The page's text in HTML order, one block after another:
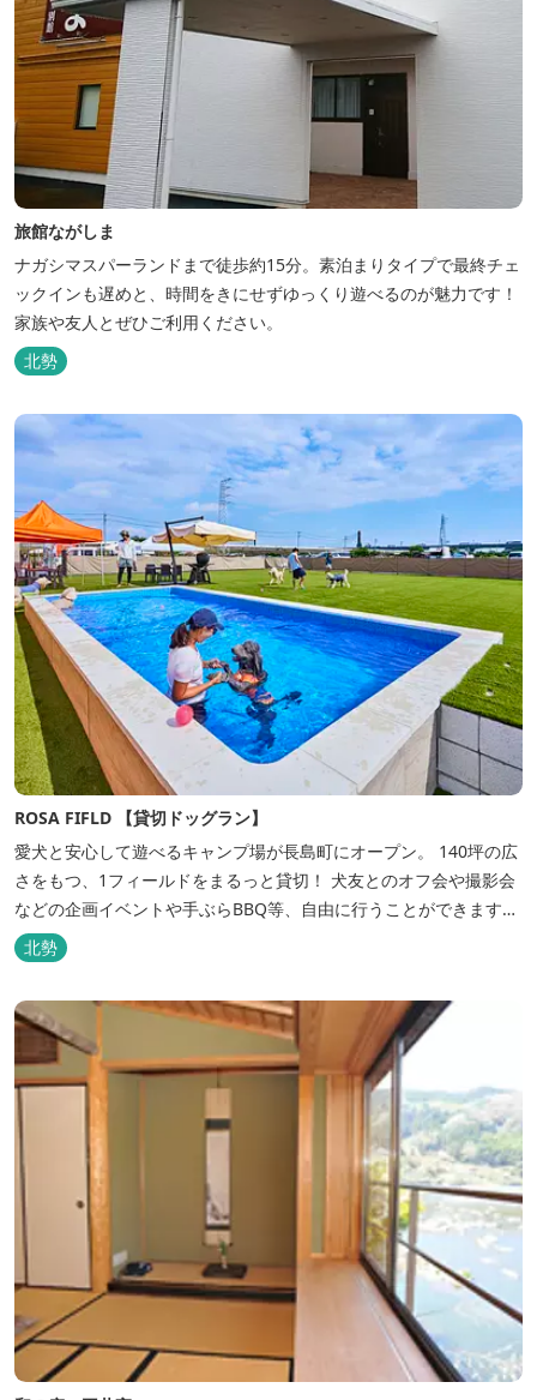
旅館ながしま
ナガシマスパーランドまで徒歩約15分。素泊まりタイプで最終チェ
ックインも遅めと、時間をきにせずゆっくり遊べるのが魅力です！
家族や友人とぜひご利用ください。
北勢
ROSA FIFLD 【貸切ドッグラン】
愛犬と安心して遊べるキャンプ場が長島町にオープン。 140坪の広
さをもつ、1フィールドをまるっと貸切！ 犬友とのオフ会や撮影会
などの企画イベントや手ぶらBBQ等、自由に行うことができます。
フードメニューも豊富で手ぶらでBBQを予算に合わせてお選びいた
だき、楽しんでいただくことがてぎます。 ドックランは全面人工芝
で水はけもよく、ワンちゃんの汚れを気にすることなく自由に遊
べ、エリア...
北勢